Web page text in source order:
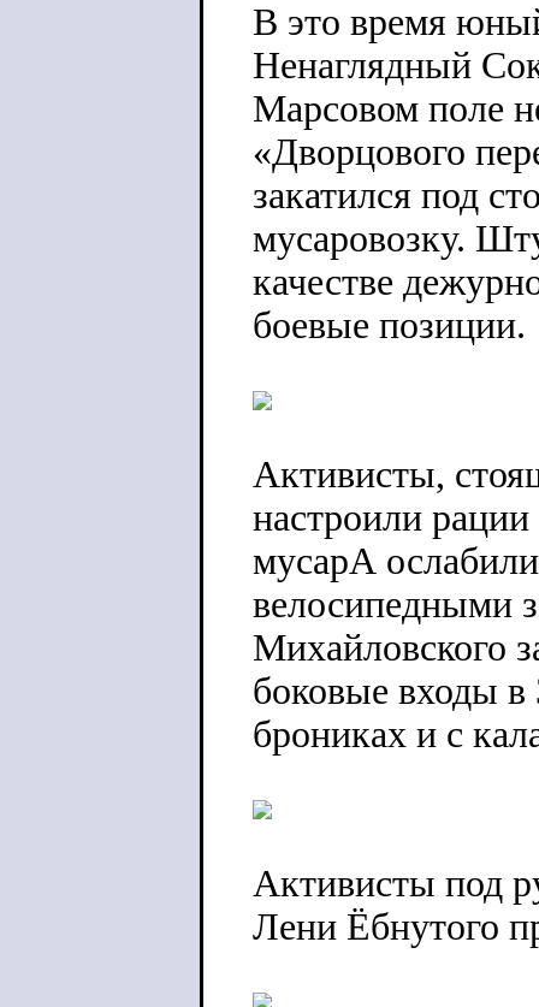
В это время
Ненаглядный
Марсовом поле
«Дворцового
закатился под
мусаровозку.
качестве
боевые позиции.
Активисты,
настроили
мусарА
велосипедными
Михайловского
боковые входы в
брониках и с
Активисты под
Лени Ёбнутого